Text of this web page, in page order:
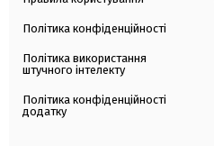
Політика конфіденційності
Політика використання
штучного інтелекту
Політика конфіденційності
додатку